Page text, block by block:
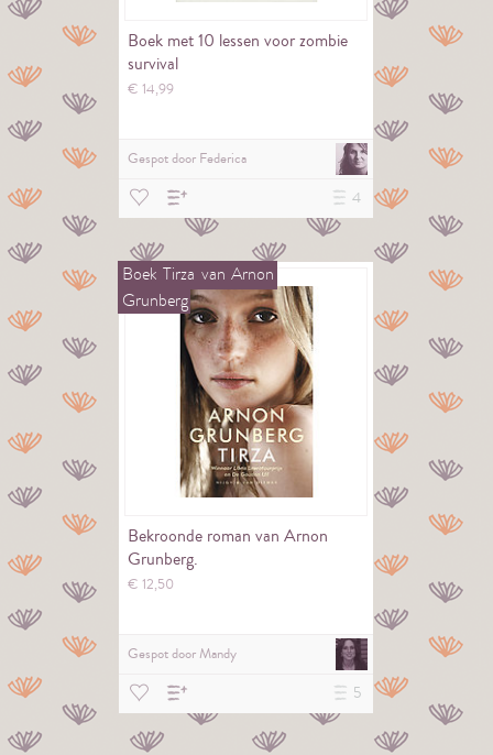
Boek met 10 lessen voor zombie
survival
€ 14,99
Gespot door Federica
4
Boek Tirza van Arnon
Grunberg
Bekroonde roman van Arnon
Grunberg.
€ 12,50
Gespot doorMandy
5